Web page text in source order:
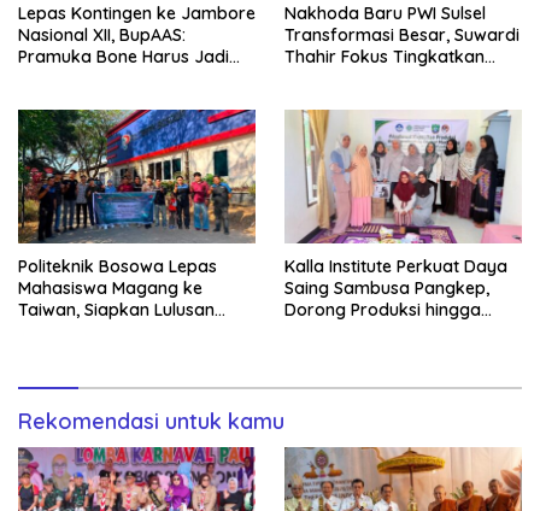
Lepas Kontingen ke Jambore
Nasional XII, BupAAS:
Pramuka Bone Harus Jadi
Nakhoda Baru PWI Sulsel
Transformasi Besar, Suwardi
Thahir Fokus Tingkatkan
Politeknik Bosowa Lepas
Mahasiswa Magang ke
Taiwan, Siapkan Lulusan
Kalla Institute Perkuat Daya
Saing Sambusa Pangkep,
Dorong Produksi hingga
Rekomendasi untuk kamu